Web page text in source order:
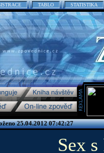
TABLO STATISTIKA
25.04.2012 07:42:27
Sex